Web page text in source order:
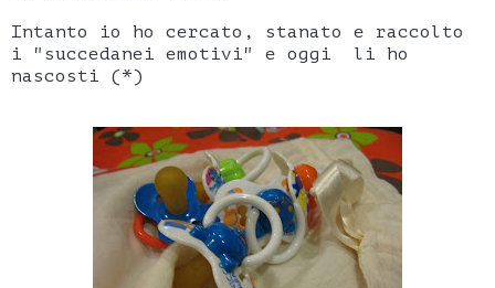
Intanto io ho cercato, stanato e raccolto
i "succedanei emotivi" e oggi li ho
nascosti (*)